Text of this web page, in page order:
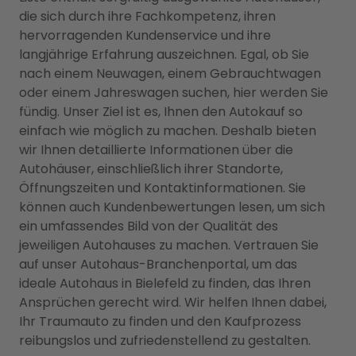
die sich durch ihre Fachkompetenz, ihren
hervorragenden Kundenservice und ihre
langjährige Erfahrung auszeichnen. Egal, ob Sie
nach einem Neuwagen, einem Gebrauchtwagen
oder einem Jahreswagen suchen, hier werden Sie
fündig. Unser Ziel ist es, Ihnen den Autokauf so
einfach wie möglich zu machen. Deshalb bieten
wir Ihnen detaillierte Informationen über die
Autohäuser, einschließlich ihrer Standorte,
Öffnungszeiten und Kontaktinformationen. Sie
können auch Kundenbewertungen lesen, um sich
ein umfassendes Bild von der Qualität des
jeweiligen Autohauses zu machen. Vertrauen Sie
auf unser Autohaus-Branchenportal, um das
ideale Autohaus in Bielefeld zu finden, das Ihren
Ansprüchen gerecht wird. Wir helfen Ihnen dabei,
Ihr Traumauto zu finden und den Kaufprozess
reibungslos und zufriedenstellend zu gestalten.